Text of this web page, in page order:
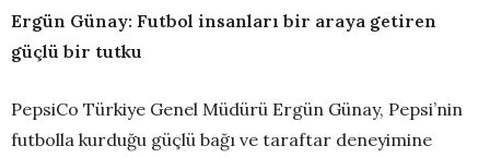
Ergün Günay: Futbol insanları bir araya getiren
güçlü bir tutku
PepsiCo Türkiye Genel Müdürü Ergün Günay, Pepsi’nin
futbolla kurduğu güçlü bağı ve taraftar deneyimine